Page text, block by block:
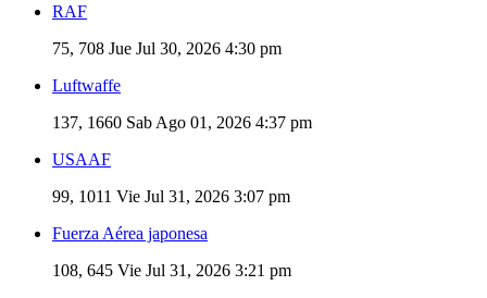
RAF
75, 708 Jue Jul 30, 2026 4:30 pm
Luftwaffe
137, 1660 Sab Ago 01, 2026 4:37 pm
USAAF
99, 1011 Vie Jul 31, 2026 3:07 pm
Fuerza Aérea japonesa
108, 645 Vie Jul 31, 2026 3:21 pm